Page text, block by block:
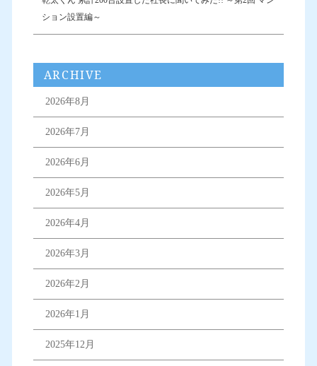
ション設置編～
ARCHIVE
2026年8月
2026年7月
2026年6月
2026年5月
2026年4月
2026年3月
2026年2月
2026年1月
2025年12月